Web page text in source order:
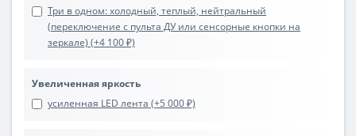
Три в одном: холодный, теплый, нейтральный
(переключение с пульта ДУ или сенсорные кнопки на
зеркале) (+4 100 ₽)
Увеличенная яркость
усиленная LED лента (+5 000 ₽)